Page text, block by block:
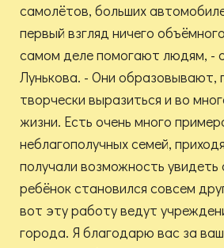
самолётов, больших
первый взгляд ничего
самом деле помогают людям, -
Лунькова. - Они образовывают,
творчески выразиться и во
жизни. Есть очень много
неблагополучных семей,
получали возможность
ребёнок становился совсем
вот эту работу ведут
города. Я благодарю вас за